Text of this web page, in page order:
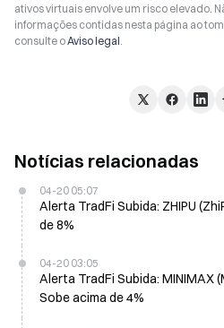
ativos virtuais envolve um risco elevado.
informações contidas nesta página ao
consulte oAviso legal.
Notícias relacionadas
04-20 05:07
Alerta TradFi Subida: ZHIPU
de 8%
04-20 03:05
Alerta TradFi Subida: MINIMAX
Sobe acima de 4%